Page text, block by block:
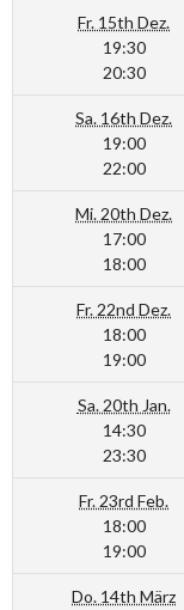
Fr. 15th Dez.
19:30
20:30
Sa. 16th Dez.
19:00
22:00
Mi. 20th Dez.
17:00
18:00
Fr. 22nd Dez.
18:00
19:00
Sa. 20th Jan.
14:30
23:30
Fr. 23rd Feb.
18:00
19:00
Do. 14th März